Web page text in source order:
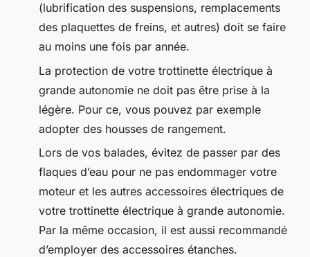
(lubrification des suspensions, remplacements
des plaquettes de freins, et autres) doit se faire
au moins une fois par année.
La protection de votre trottinette électrique à
grande autonomie ne doit pas être prise à la
légère. Pour ce, vous pouvez par exemple
adopter des housses de rangement.
Lors de vos balades, évitez de passer par des
flaques d’eau pour ne pas endommager votre
moteur et les autres accessoires électriques de
votre trottinette électrique à grande autonomie.
Par la même occasion, il est aussi recommandé
d’employer des accessoires étanches.